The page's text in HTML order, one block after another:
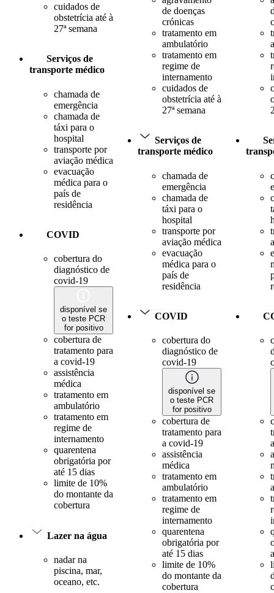
cuidados de
obstetrícia até à
27ª semana
Serviços de
transporte médico
chamada de
emergência
chamada de
táxi para o
hospital
transporte por
aviação médica
evacuação
médica para o
país de
residência
COVID
cobertura do
diagnóstico de
covid-19
disponível se
o teste PCR
for positivo
cobertura de
tratamento para
a covid-19
assistência
médica
tratamento em
ambulatório
tratamento em
regime de
internamento
quarentena
obrigatória por
até 15 dias
limite de 10%
do montante da
cobertura
Lazer na água
nadar na
piscina, mar,
oceano, etc.
de doenças
crónicas
tratamento em
ambulatório
tratamento em
regime de
internamento
cuidados de
obstetrícia até à
27ª semana
Serviços de
transporte médico
chamada de
emergência
chamada de
táxi para o
hospital
transporte por
aviação médica
evacuação
médica para o
país de
residência
COVID
cobertura do
diagnóstico de
covid-19
disponível se
o teste PCR
for positivo
cobertura de
tratamento para
a covid-19
assistência
médica
tratamento em
ambulatório
tratamento em
regime de
internamento
quarentena
obrigatória por
até 15 dias
limite de 10%
do montante da
cobertura